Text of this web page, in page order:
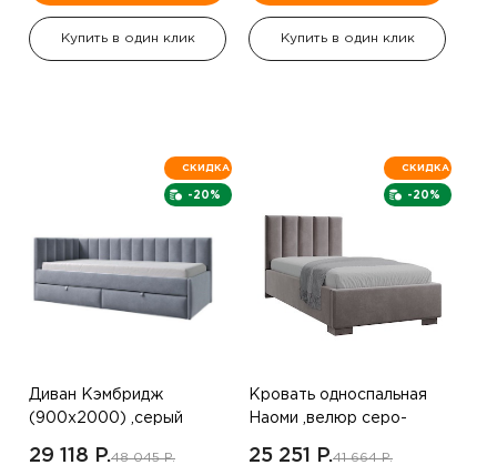
Купить в один клик Купить в один клик
-20%
СКИДКА
Диван Кэмбридж
(900х2000) ,серый
29 118 P.48 045 P.
-20%
СКИДКА
Кровать односпальная
Наоми ,велюр серо-
25 251 P.41 664 P.